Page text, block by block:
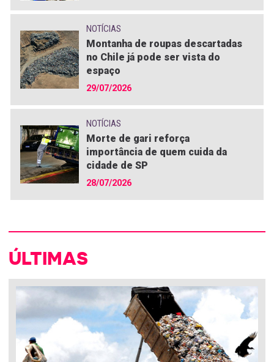
NOTÍCIAS
Montanha de roupas descartadas
no Chile já pode ser vista do
espaço
29/07/2026
NOTÍCIAS
Morte de gari reforça
importância de quem cuida da
cidade de SP
28/07/2026
ÚLTIMAS